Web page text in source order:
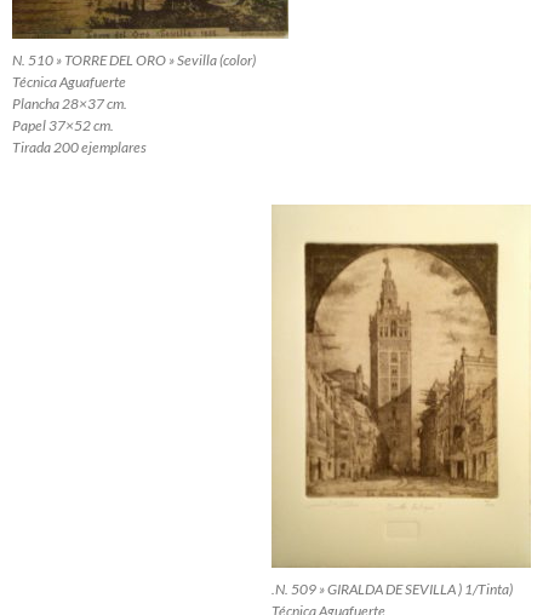
N. 510 » TORRE DEL ORO » Sevilla (color)
Técnica Aguafuerte
Plancha 28×37 cm.
Papel 37×52 cm.
Tirada 200 ejemplares
.N. 509 » GIRALDA DE SEVILLA ) 1/Tinta)
Técnica Aguafuerte